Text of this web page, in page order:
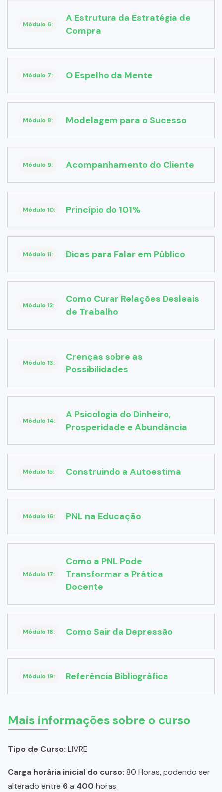
Módulo 6:
A Estrutura da Estratégia de
Compra
Módulo 7: O Espelho da Mente
Módulo 8: Modelagem para o Sucesso
Módulo 9: Acompanhamento do Cliente
Módulo 10: Princípio do 101%
Módulo 11: Dicas para Falar em Público
Módulo 12:
Como Curar Relações Desleais
de Trabalho
Módulo 13:
Crenças sobre as
Possibilidades
Módulo 14:
A Psicologia do Dinheiro,
Prosperidade e Abundância
Módulo 15: Construindo a Autoestima
Módulo 16: PNL na Educação
Módulo 17:
Como a PNL Pode
Transformar a Prática
Docente
Módulo 18: Como Sair da Depressão
Módulo 19: Referência Bibliográfica
Mais informações sobre o curso
Tipo de Curso: LIVRE
Carga horária inicial do curso: 80 Horas, podendo ser
alterado entre 6a 400 horas.